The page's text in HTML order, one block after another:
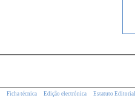
Ficha técnica Edição electrónica Estatuto Editorial